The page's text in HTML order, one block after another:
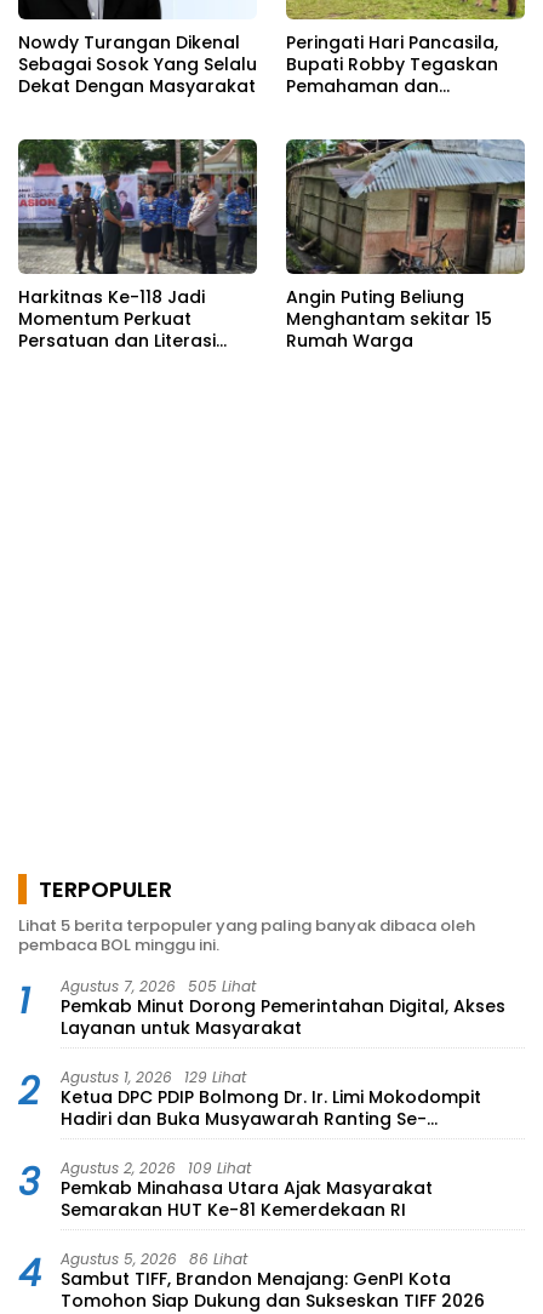
Nowdy Turangan Dikenal
Sebagai Sosok Yang Selalu
Dekat Dengan Masyarakat
Peringati Hari Pancasila,
Bupati Robby Tegaskan
Pemahaman dan
Harkitnas Ke-118 Jadi
Momentum Perkuat
Persatuan dan Literasi
Angin Puting Beliung
Menghantam sekitar 15
Rumah Warga
TERPOPULER
Lihat 5 berita terpopuler yang paling banyak dibaca oleh
pembaca BOL minggu ini.
1 Agustus 7, 2026 505 Lihat
Pemkab Minut Dorong Pemerintahan Digital, Akses
Layanan untuk Masyarakat
2 Agustus 1, 2026 129 Lihat
Ketua DPC PDIP Bolmong Dr. Ir. Limi Mokodompit
Hadiri dan Buka Musyawarah Ranting Se-
Kecamatan Lolayan
3 Agustus 2, 2026 109 Lihat
Pemkab Minahasa Utara Ajak Masyarakat
Semarakan HUT Ke-81 Kemerdekaan RI
4 Agustus 5, 2026 86 Lihat
Sambut TIFF, Brandon Menajang: ​GenPI Kota
Tomohon Siap Dukung dan Sukseskan TIFF 2026